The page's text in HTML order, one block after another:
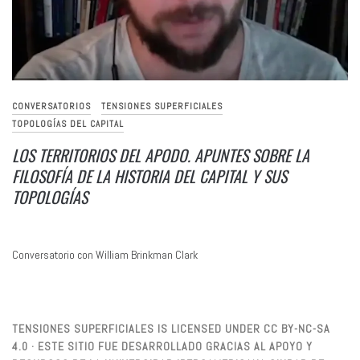
CONVERSATORIOS
TENSIONES SUPERFICIALES
TOPOLOGÍAS DEL CAPITAL
LOS TERRITORIOS DEL APODO. APUNTES SOBRE LA
FILOSOFÍA DE LA HISTORIA DEL CAPITAL Y SUS
TOPOLOGÍAS
Conversatorio con William Brinkman Clark
TENSIONES SUPERFICIALES IS LICENSED UNDER CC BY-NC-SA
4.0 · ESTE SITIO FUE DESARROLLADO GRACIAS AL APOYO Y